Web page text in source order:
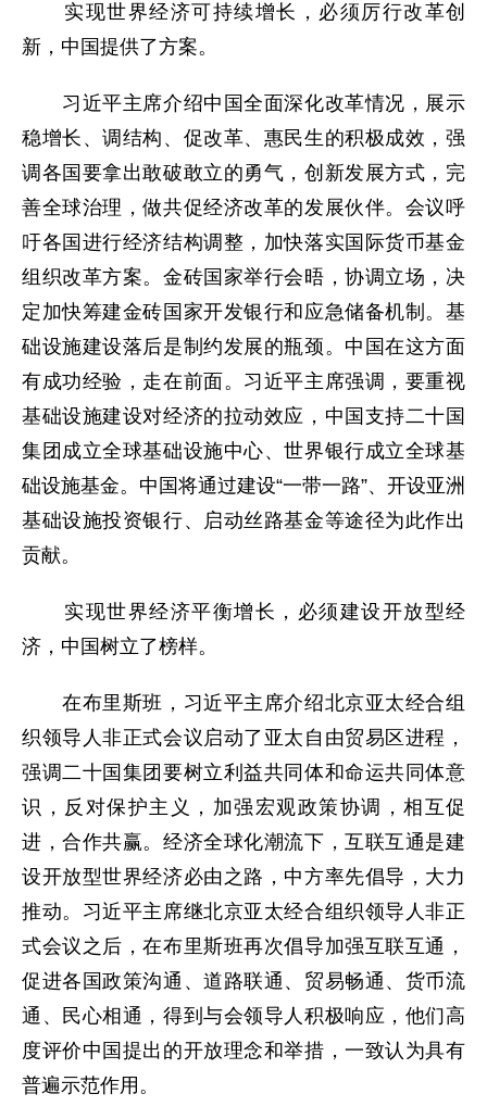
实现世界经济可持续增长，必须厉行改革创
新，中国提供了方案。
习近平主席介绍中国全面深化改革情况，展示
稳增长、调结构、促改革、惠民生的积极成效，强
调各国要拿出敢破敢立的勇气，创新发展方式，完
善全球治理，做共促经济改革的发展伙伴。会议呼
吁各国进行经济结构调整，加快落实国际货币基金
组织改革方案。金砖国家举行会晤，协调立场，决
定加快筹建金砖国家开发银行和应急储备机制。基
础设施建设落后是制约发展的瓶颈。中国在这方面
有成功经验，走在前面。习近平主席强调，要重视
基础设施建设对经济的拉动效应，中国支持二十国
集团成立全球基础设施中心、世界银行成立全球基
础设施基金。中国将通过建设“一带一路”、开设亚洲
基础设施投资银行、启动丝路基金等途径为此作出
贡献。
实现世界经济平衡增长，必须建设开放型经
济，中国树立了榜样。
在布里斯班，习近平主席介绍北京亚太经合组
织领导人非正式会议启动了亚太自由贸易区进程，
强调二十国集团要树立利益共同体和命运共同体意
识，反对保护主义，加强宏观政策协调，相互促
进，合作共赢。经济全球化潮流下，互联互通是建
设开放型世界经济必由之路，中方率先倡导，大力
推动。习近平主席继北京亚太经合组织领导人非正
式会议之后，在布里斯班再次倡导加强互联互通，
促进各国政策沟通、道路联通、贸易畅通、货币流
通、民心相通，得到与会领导人积极响应，他们高
度评价中国提出的开放理念和举措，一致认为具有
普遍示范作用。